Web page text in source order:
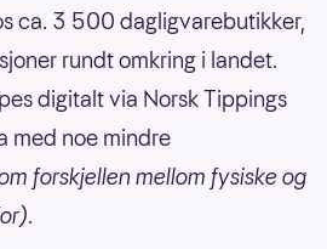
ca. 3 500 dagligvarebutikker,
rundt omkring i landet.
digitalt via Norsk Tippings
med noe mindre
forskjellen mellom fysiske og
.